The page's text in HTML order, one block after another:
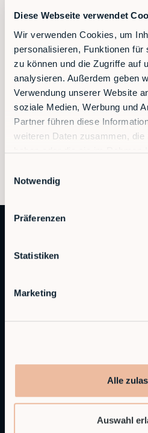
Diese Webseite verwendet
Wir verwenden Cookies, um
personalisieren, Funktionen für
zu können und die Zugriffe auf
analysieren. Außerdem geben
Verwendung unserer Website
soziale Medien, Werbung und
Partner führen diese
weiteren Daten zusammen, die
Notwendig
Präferenzen
Statistiken
Marketing
Alle
Auswahl
Kontakt
Augustenstraße 12
Allgemeine Anfragen